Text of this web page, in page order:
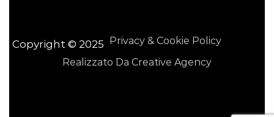
Copyright © 2025
Privacy & Cookie Policy
Realizzato Da Creative Agency